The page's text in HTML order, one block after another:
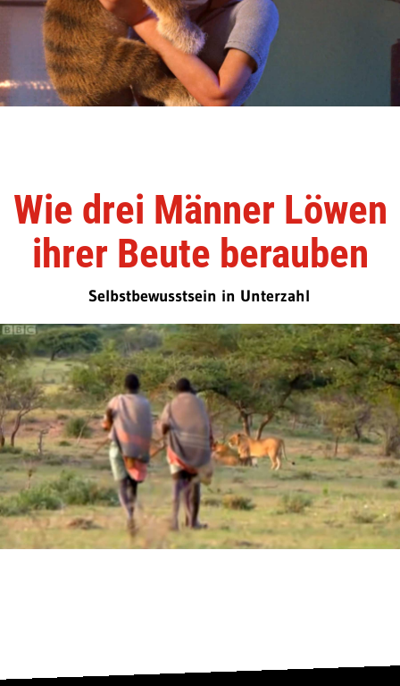
Wie drei Männer Löwen
ihrer Beute berauben
Selbstbewusstsein in Unterzahl